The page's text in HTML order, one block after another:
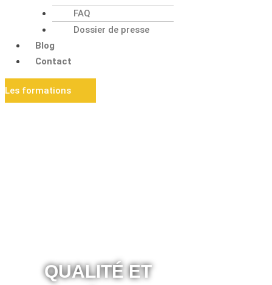
FAQ
Dossier de presse
Blog
Contact
Les formations
QUALITÉ ET